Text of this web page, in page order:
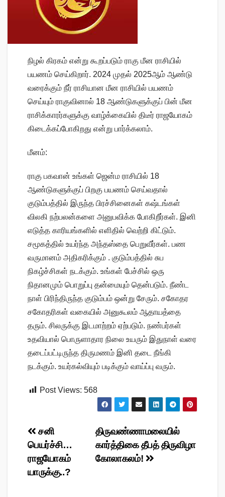
நிழல் கிரகம் என்று கூறப்படும் ராகு மீன ராசியில்
பயணம் செய்கிறார். 2024 முதல் 2025ஆம் ஆண்டு
வரைக்கும் நீர் ராசியான மீன ராசியில் பயணம்
செய்யும் ராகுவினால் 18 ஆண்டுகளுக்குப் பின் மீன
ராசிக்காரர்களுக்கு வாழ்க்கையில் திடீர் ராஜயோகம்
கிடைக்கப்போகிறது என்று பார்க்கலாம்.
மீனம்:
ராகு பகவான் உங்கள் ஜென்ம ராசியில் 18
ஆண்டுகளுக்குப் பிறகு பயணம் செய்வதால்
குடும்பத்தில் இருந்த பிரச்சினைகள் கஷ்டங்கள்
விலகி நற்பலன்களை அனுபவிக்க போகிறீர்கள். இனி
எடுத்த காரியங்களில் எளிதில் வெற்றி கிட்டும்.
சமூகத்தில் உயர்ந்த அந்தஸ்தை பெறுவீர்கள். பண
வருமானம் அதிகரிக்கும் . குடும்பத்தில் சுப
நிகழ்ச்சிகள் நடக்கும். உங்கள் பேச்சில் ஒரு
நிதானமும் பொறுப்பு தன்மையும் தென்படும். நீண்ட
நாள் பிரிந்திருந்த குடும்பம் ஒன்று சேரும். சகோதர
சகோதரிகள் வகையில் அனுகூலம் ஆதாயத்தை
தரும். சிலருக்கு இடமாற்றம் ஏற்படும். நண்பர்கள்
உதவியால் பொருளாதார நிலை உயரும் இதுநாள் வரை
தடைப்பட்டிருந்த திருமணம் இனி தடை நீங்கி
நடக்கும். உயர்கல்வியும் படிக்கும் வாய்ப்பு வரும்.
Post Views: 568
Post
navigation
திருவண்ணாமலையில்
கார்த்திகை தீபத் திருவிழா
கோலாகலம்!
சனி
பெயர்ச்சி…
ராஜயோகம்
யாருக்கு..?